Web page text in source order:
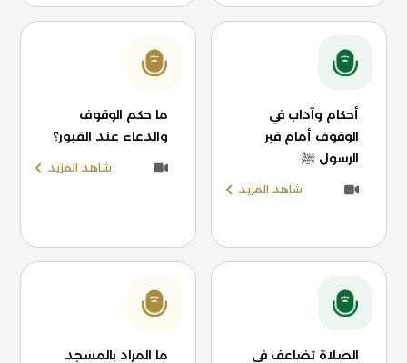
أحكام وآداب في
الوقوف أمام قبر
الرسول ﷺ
شاهد المزيد
ما حكم الوقوف
والدعاء عند القبور؟
شاهد المزيد
الصلاة تضاعف في
ما المراد بالمسجد